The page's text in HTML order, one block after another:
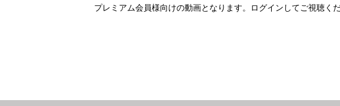
プレミアム会員様向けの動画となります。ログインしてご視聴くだ